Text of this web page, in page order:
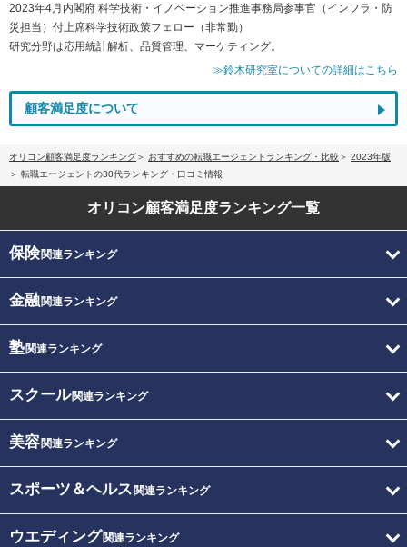
2023年4月内閣府 科学技術・イノベーション推進事務局参事官（インフラ・防
災担当）付上席科学技術政策フェロー（非常勤）
研究分野は応用統計解析、品質管理、マーケティング。
≫鈴木研究室についての詳細はこちら
顧客満足度について
オリコン顧客満足度ランキング おすすめの転職エージェントランキング・比較
2023年版
転職エージェントの30代ランキング・口コミ情報
オリコン顧客満足度ランキング一覧
保険関連ランキング
金融関連ランキング
塾関連ランキング
スクール関連ランキング
美容関連ランキング
スポーツ＆ヘルス 関連ランキング
ウエディング関連ランキング